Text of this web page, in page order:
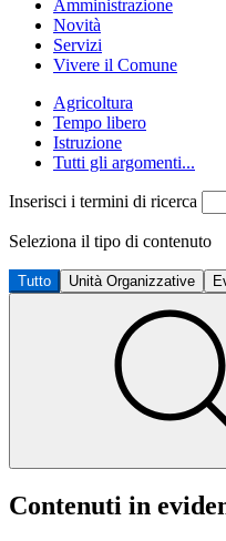
Amministrazione
Novità
Servizi
Vivere il Comune
Agricoltura
Tempo libero
Istruzione
Tutti gli argomenti...
Inserisci i termini di ricerca
Seleziona il tipo di contenuto
Tutto Unità Organizzative
Contenuti in